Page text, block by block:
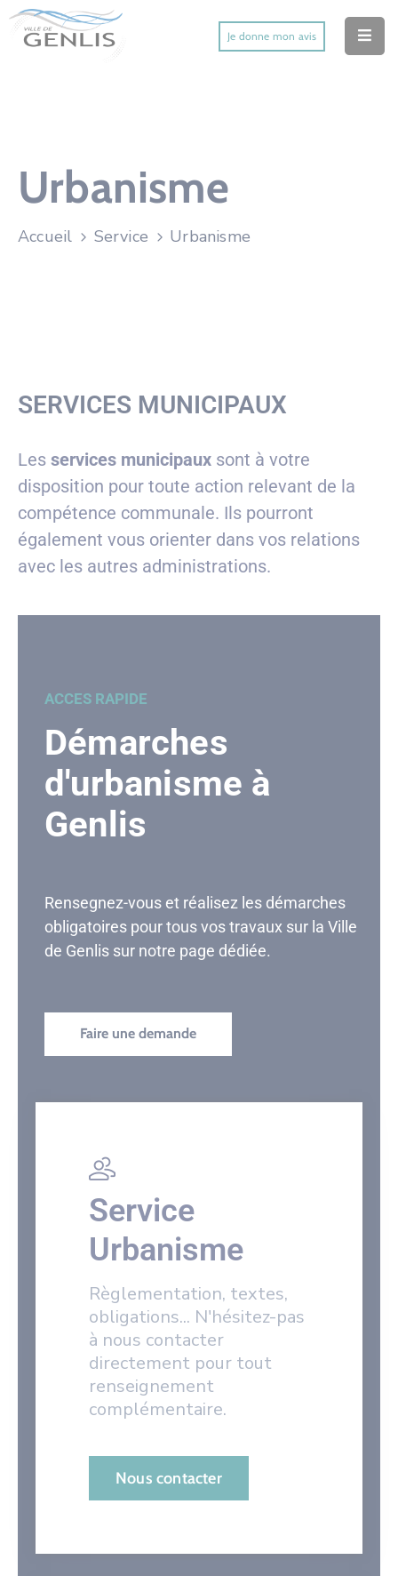
Je donne mon avis
Mes Services Utiles
Mes Activités
Urbanisme
Accueil Service Urbanisme
SERVICES MUNICIPAUX
Les services municipaux sont à votre
disposition pour toute action relevant de la
compétence communale. Ils pourront
également vous orienter dans vos relations
avec les autres administrations.
ACCES RAPIDE
Démarches
d'urbanisme à
Genlis
Rensegnez-vous et réalisez les démarches
obligatoires pour tous vos travaux sur la Ville
de Genlis sur notre page dédiée.
Faire une demande
Service
Urbanisme
Règlementation, textes,
obligations... N'hésitez-pas
à nous contacter
directement pour tout
renseignement
complémentaire.
Nous contacter